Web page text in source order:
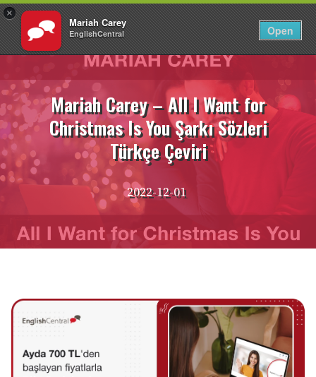
×
Mariah Carey
EnglishCentral Open
Giriş Yap TR
İçeriğe
Mariah Carey – All I Want for
Christmas Is You Şarkı Sözleri
Türkçe Çeviri
2022-12-01